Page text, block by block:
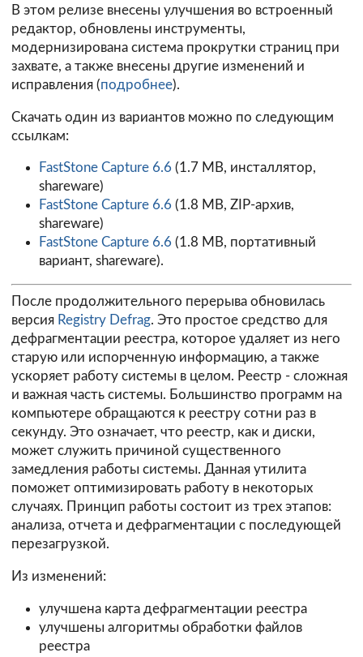
В этом релизе внесены улучшения во встроенный
редактор, обновлены инструменты,
модернизирована система прокрутки страниц при
захвате, а также внесены другие изменений и
исправления (подробнее).
Скачать один из вариантов можно по следующим
ссылкам:
FastStone Capture 6.6 (1.7 MB, инсталлятор,
shareware)
FastStone Capture 6.6 (1.8 MB, ZIP-архив,
shareware)
FastStone Capture 6.6 (1.8 MB, портативный
вариант, shareware).
После продолжительного перерыва обновилась
версия Registry Defrag. Это простое средство для
дефрагментации реестра, которое удаляет из него
старую или испорченную информацию, а также
ускоряет работу системы в целом. Реестр - сложная
и важная часть системы. Большинство программ на
компьютере обращаются к реестру сотни раз в
секунду. Это означает, что реестр, как и диски,
может служить причиной существенного
замедления работы системы. Данная утилита
поможет оптимизировать работу в некоторых
случаях. Принцип работы состоит из трех этапов:
анализа, отчета и дефрагментации с последующей
перезагрузкой.
Из изменений:
улучшена карта дефрагментации реестра
улучшены алгоритмы обработки файлов
реестра